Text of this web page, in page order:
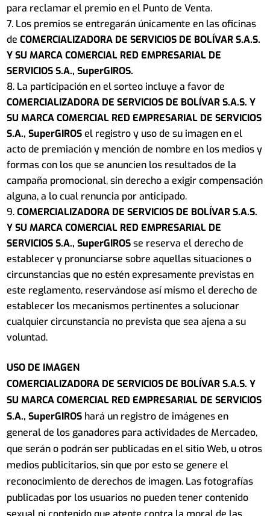
para reclamar el premio en el Punto de Venta.
Los premios se entregarán únicamente en las oficinas
deCOMERCIALIZADORA DE SERVICIOS DE BOLÍVAR S.A.S.
Y SU MARCA COMERCIAL RED EMPRESARIAL DE
SERVICIOS S.A., SuperGIROS.
La participación en el sorteo incluye a favor de
COMERCIALIZADORA DE SERVICIOS DE BOLÍVAR S.A.S. Y
SU MARCA COMERCIAL RED EMPRESARIAL DE SERVICIOS
S.A., SuperGIROSel registro y uso de su imagen en el
acto de premiación y mención de nombre en los medios y
formas con los que se anuncien los resultados de la
campaña promocional, sin derecho a exigir compensación
alguna, a lo cual renuncia por anticipado.
COMERCIALIZADORA DE SERVICIOS DE BOLÍVAR S.A.S.
Y SU MARCA COMERCIAL RED EMPRESARIAL DE
SERVICIOS S.A., SuperGIROSse reserva el derecho de
establecer y pronunciarse sobre aquellas situaciones o
circunstancias que no estén expresamente previstas en
este reglamento, reservándose así mismo el derecho de
establecer los mecanismos pertinentes a solucionar
cualquier circunstancia no prevista que sea ajena a su
voluntad.
USO DE IMAGEN
COMERCIALIZADORA DE SERVICIOS DE BOLÍVAR S.A.S. Y
SU MARCA COMERCIAL RED EMPRESARIAL DE SERVICIOS
S.A., SuperGIROS hará un registro de imágenes en
general de los ganadores para actividades de Mercadeo,
que serán o podrán ser publicadas en el sitio Web, u otros
medios publicitarios, sin que por esto se genere el
reconocimiento de derechos de imagen. Las fotografías
publicadas por los usuarios no pueden tener contenido